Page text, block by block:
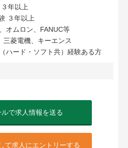
年以上
３年以上
オムロン、FANUC等
三菱電機、キーエンス
ハード・ソフト共）経験ある方
ルで求人情報を送る
て求人にエントリーする